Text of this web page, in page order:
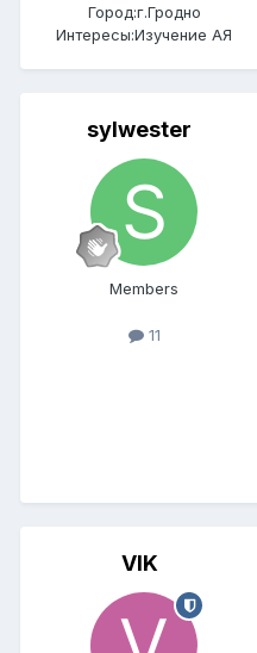
Город:г.Гродно
Интересы:Изучение АЯ
sylwester
Members
11
VIK